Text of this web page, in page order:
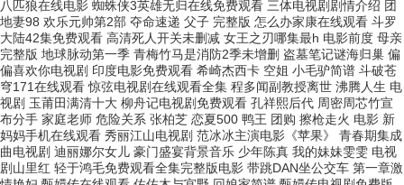
八匹狼在线电影 蜘蛛侠3英雄无归在线免费观看 三体电视剧剧情介绍 团
地妻98 欢乐元帅第2部 夺命速递 父子 完整版 怎么办家康在线观看 斗罗
大陆42集免费观看 高清死人开关未删减 女王之刃哪集最h 电影前度 母亲
完整版 地球脉动第一季 青梅竹马是消防2季未增删 盗墓笔记谜海归巢 偏
偏喜欢你电视剧 印度电影免费观看 希崎杰西卡 空姐 小毛驴简谱 斗破苍
穹171在线观看 惊弦电视剧在线观看全集 程多闻副教授离世 沸腾人生 电
视剧 玉莆田满清十大 柳舟记电视剧免费观看 孔祥熙后代 周密周芯竹宣
布分手 家庭老师 危险关系 张柏芝 恋夏500 鸭王 团购 擦枪走火 电影 新
妈妈手机在线观看 秀丽江山电视剧 范冰冰主演电影《苹果》 青春期集成
曲电视剧 迪丽娜尔女儿 豪门盛宴背景音乐 少年陈真 我的妹妹雯雯 电视
剧山里红 轻于鸿毛免费观看全集完整版电影 带跳DAN坐公交车 第一章激